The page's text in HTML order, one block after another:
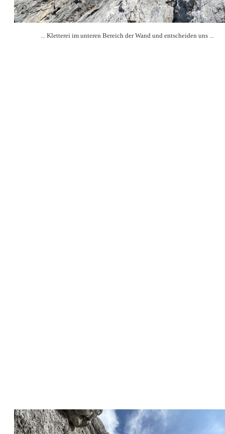
... Kletterei im unteren Bereich der Wand und entscheiden uns ...